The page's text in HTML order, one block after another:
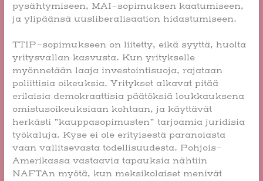
pysähtymiseen, MAI-sopimuksen kaatumiseen,
ja ylipäänsä uusliberalisaation hidastumiseen.
TTIP-sopimukseen on liitetty, eikä syyttä, huolta
yritysvallan kasvusta. Kun yritykselle
myönnetään laaja investointisuoja, rajataan
poliittisia oikeuksia. Yritykset alkavat pitää
erilaisia demokraattisia päätöksiä loukkauksena
omistusoikeuksiaan kohtaan, ja käyttävät
herkästi ”kauppasopimusten” tarjoamia juridisia
työkaluja. Kyse ei ole erityisestä paranoiasta
vaan vallitsevasta todellisuudesta. Pohjois-
Amerikassa vastaavia tapauksia nähtiin
NAFTAn myötä, kun meksikolaiset menivät